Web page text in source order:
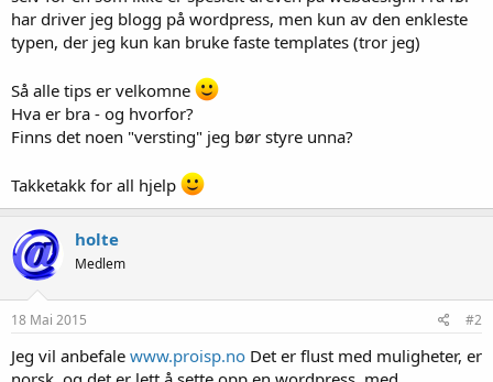
har driver jeg blogg på wordpress, men kun av den enkleste
typen, der jeg kun kan bruke faste templates (tror jeg)
Så alle tips er velkomne
Hva er bra - og hvorfor?
Finns det noen "versting" jeg bør styre unna?
Takketakk for all hjelp
holte
Medlem
18 Mai 2015 #2
Jeg vil anbefale www.proisp.no Det er flust med muligheter, er